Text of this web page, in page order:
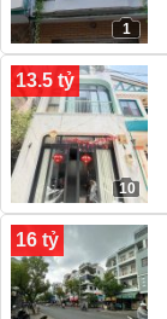
1
13.5 tỷ
10
16 tỷ